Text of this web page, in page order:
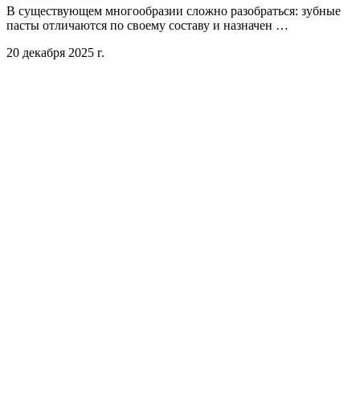
В существующем многообразии сложно разобраться: зубные
пасты отличаются по своему составу и назначен …
20 декабря 2025 г.